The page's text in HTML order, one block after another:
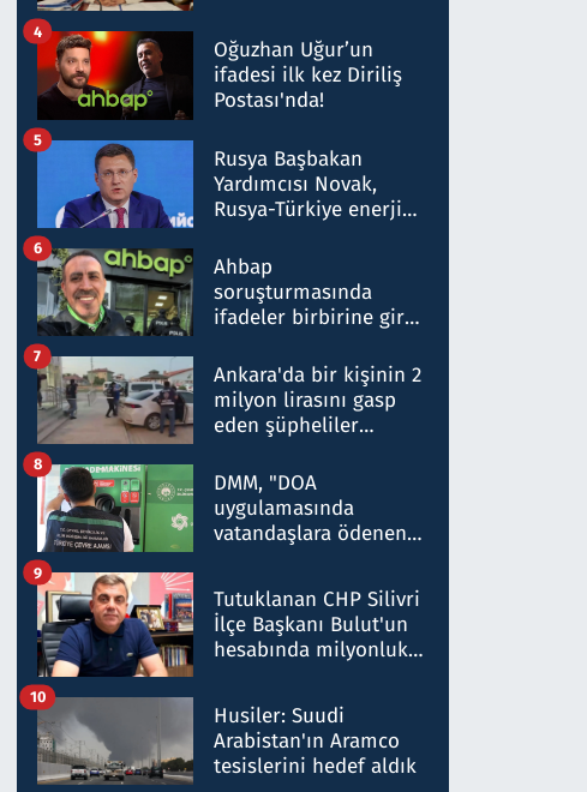
Oğuzhan Uğur’un
ifadesi ilk kez Diriliş
Postası'nda!
4
Rusya Başbakan
Yardımcısı Novak,
Rusya-Türkiye enerji
nitelikte olduğunu
belirtti
5
Ahbap
soruşturmasında
ifadeler birbirine girdi:
ifadelerinden ortaya
çıkan tablo şok etti
6
Ankara'da bir kişinin 2
milyon lirasını gasp
eden şüpheliler
7
DMM, "DOA
uygulamasında
vatandaşlara ödenen
düşürüldüğü" iddiasını
yalanladı
8
Tutuklanan CHP Silivri
İlçe Başkanı Bulut'un
hesabında milyonluk
talimat verdi, ben
gönderdim
9
Husiler: Suudi
Arabistan'ın Aramco
tesislerini hedef aldık
10